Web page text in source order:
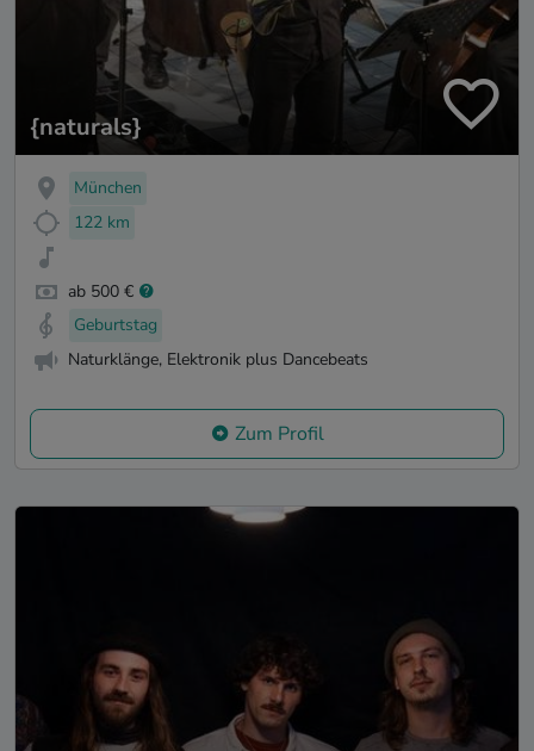
{naturals}
München
122 km
ab 500 €
Geburtstag
Naturklänge, Elektronik plus Dancebeats
Zum Profil